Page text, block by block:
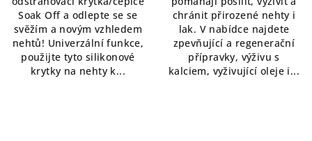
5
hvězdiček.
Soak Off a odlepte se se
svěžím a novým vzhledem
nehtů! Univerzální funkce,
použijte tyto silikonové
krytky na nehty k...
chránit přirozené nehty i
lak. V nabídce najdete
zpevňující a regenerační
přípravky, výživu s
kalciem, vyživující oleje i...